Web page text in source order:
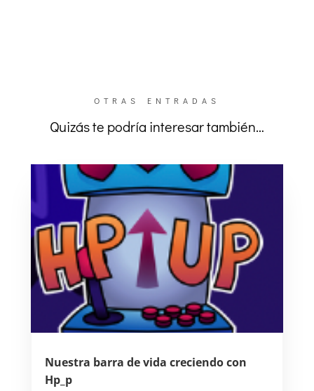
OTRAS ENTRADAS
Quizás te podría interesar también…
Nuestra barra de vida creciendo con
Hp_p